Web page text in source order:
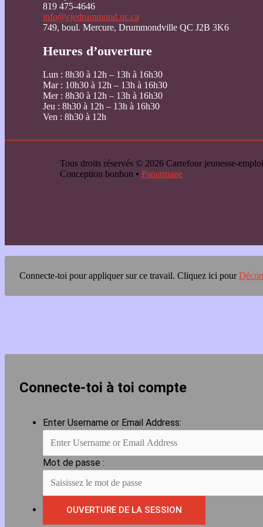
819 475-4646
info@cjedrummond.qc.ca
749, boul. Mercure, Drummondville QC J2B 3K6
Heures d’ouverture
Lun : 8h30 à 12h – 13h à 16h30
Mar : 10h30 à 12h – 13h à 16h30
Mer : 8h30 à 12h – 13h à 16h30
Jeu : 8h30 à 12h – 13h à 16h30
Ven : 8h30 à 12h
Tous droits réservés © 2026 Carrefour jeunesse-
Conception bonbon • Paparmane
Connecte-toi pour appliquer sur ce travail. Cliquez ici pour
Connecte-toi à toi compte
Enter Username or Email Address:
Mot de passe :